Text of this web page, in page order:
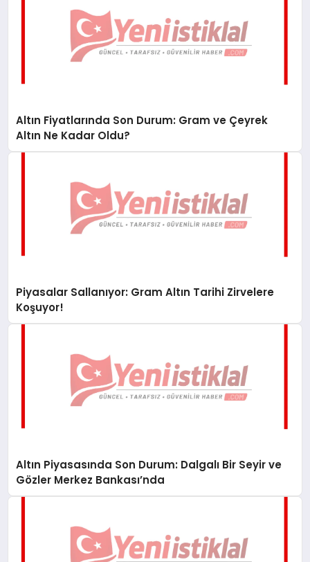
Altın Fiyatlarında Son Durum: Gram ve Çeyrek
Altın Ne Kadar Oldu?
Piyasalar Sallanıyor: Gram Altın Tarihi Zirvelere
Koşuyor!
Altın Piyasasında Son Durum: Dalgalı Bir Seyir ve
Gözler Merkez Bankası’nda